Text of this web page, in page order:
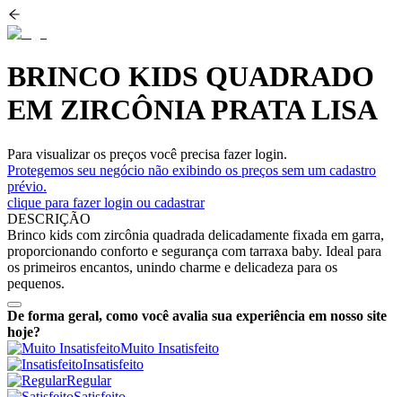
BRINCO KIDS QUADRADO
EM ZIRCÔNIA PRATA LISA
Para visualizar os preços você precisa fazer login.
Protegemos seu negócio não exibindo os preços sem um cadastro
prévio.
clique para fazer login ou cadastrar
DESCRIÇÃO
Brinco kids com zircônia quadrada delicadamente fixada em garra,
proporcionando conforto e segurança com tarraxa baby. Ideal para
os primeiros encantos, unindo charme e delicadeza para os
pequenos.
De forma geral, como você avalia sua experiência em nosso site
hoje?
Muito Insatisfeito
Insatisfeito
Regular